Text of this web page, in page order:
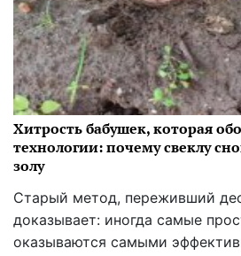
Хитрость бабушек, которая
технологии: почему свеклу
золу
Старый метод, переживший
доказывает: иногда самые
оказываются самыми